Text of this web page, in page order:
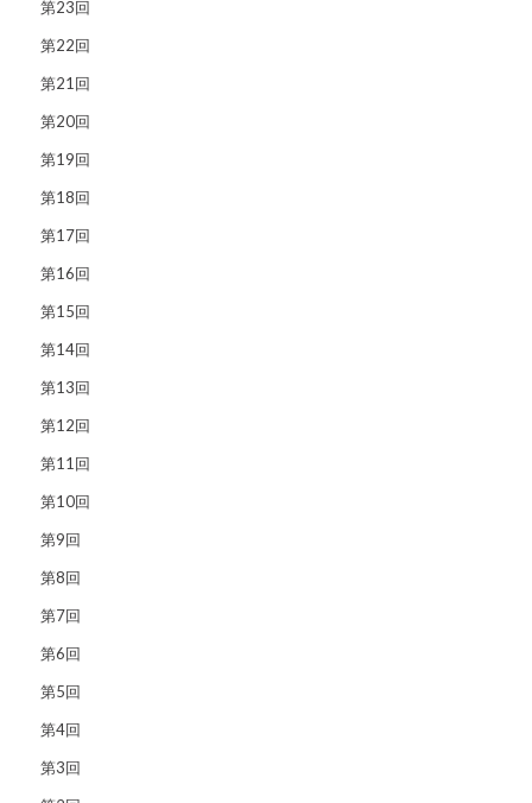
第23回
第22回
第21回
第20回
第19回
第18回
第17回
第16回
第15回
第14回
第13回
第12回
第11回
第10回
第9回
第8回
第7回
第6回
第5回
第4回
第3回